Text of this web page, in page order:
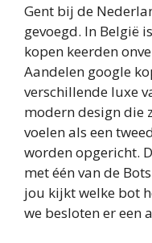
Gent bij de
gevoegd. In België
kopen keerden
Aandelen google
verschillende luxe
modern design die
voelen als een
worden opgericht.
met één van de
jou kijkt welke bot
we besloten er een